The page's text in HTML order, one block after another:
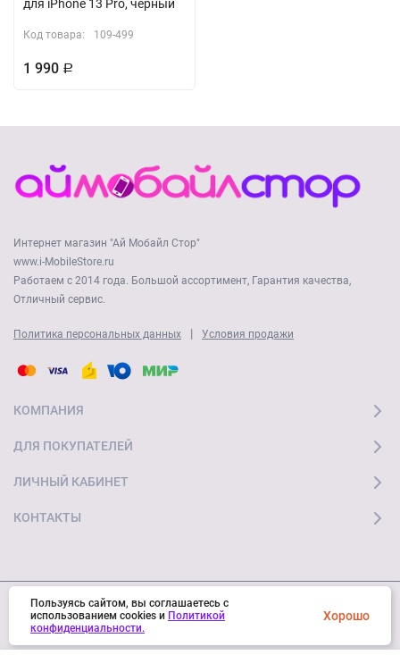
для iPhone 13 Pro, черный
Код товара: 109-499
1 990 Р
Интернет магазин "Ай Мобайл Стор"
www.i-MobileStore.ru
Работаем с 2014 года. Большой ассортимент, Гарантия качества,
Отличный сервис.
Политика персональных данных | Условия продажи
КОМПАНИЯ
ДЛЯ ПОКУПАТЕЛЕЙ
ЛИЧНЫЙ КАБИНЕТ
КОНТАКТЫ
© 2026 "Ай Мобайл Стор" Все права защищены
Пользуясь сайтом, вы соглашаетесь с
использованием cookies и Политикой
конфиденциальности.
Хорошо